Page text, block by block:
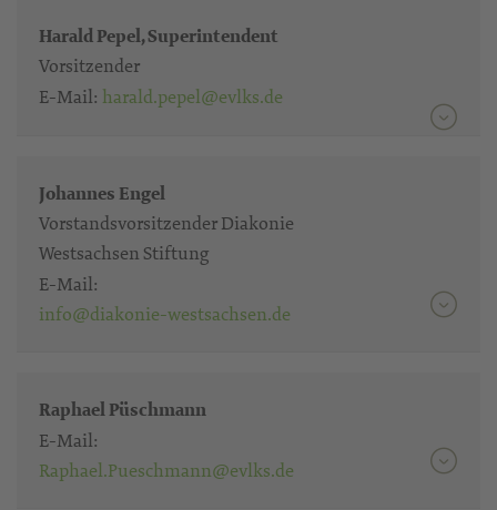
Harald Pepel, Superintendent
Vorsitzender
E-Mail: harald.pepel@evlks.de
Johannes Engel
Vorstandsvorsitzender Diakonie
Westsachsen Stiftung
E-Mail:
info@diakonie-westsachsen.de
Raphael Püschmann
E-Mail:
Raphael.Pueschmann@evlks.de